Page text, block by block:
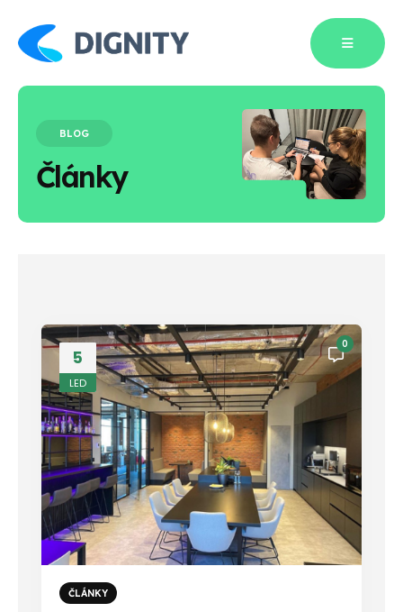
BLOG
Články
5
LED
0
ČLÁNKY